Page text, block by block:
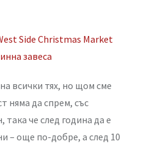
Side Christmas Market
завеса
всички тях, но щом сме
няма да спрем, със
че след година да е
– още по-добре, а след 10